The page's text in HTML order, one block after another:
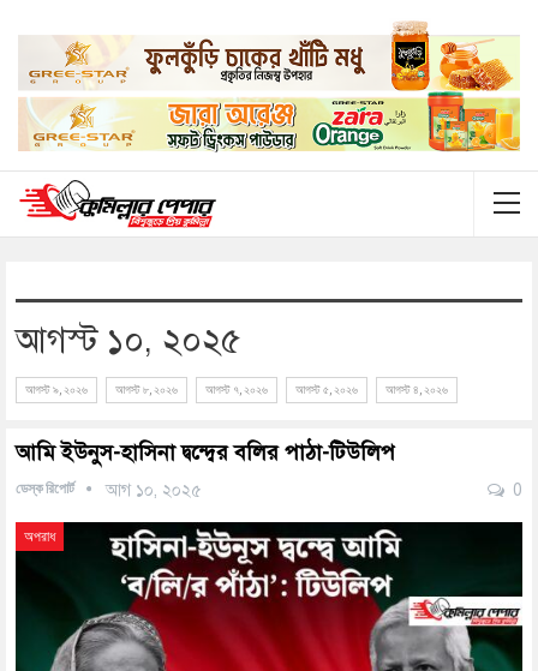
আগস্ট ১০, ২০২৫
আগস্ট ৯, ২০২৬ আগস্ট ৮, ২০২৬ আগস্ট ৭, ২০২৬ আগস্ট ৫, ২০২৬ আগস্ট ৪, ২০২৬
আমি ইউনুস-হাসিনা দ্বন্দ্বের বলির পাঠা-টিউলিপ
ডেস্ক রিপোর্ট আগ ১০, ২০২৫ 0
অপরাধ